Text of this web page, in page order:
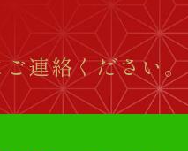
連絡ください。